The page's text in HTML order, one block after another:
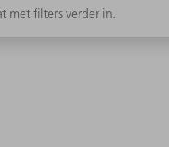
met filters verder in.